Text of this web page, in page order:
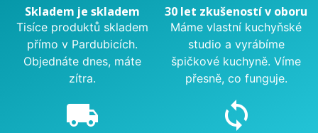
Skladem je skladem
Tisíce produktů skladem
přímo v Pardubicích.
Objednáte dnes, máte
zítra.
30 let zkušeností v oboru
Máme vlastní kuchyňské
studio a vyrábíme
špičkové kuchyně. Víme
přesně, co funguje.
local_shipping sync